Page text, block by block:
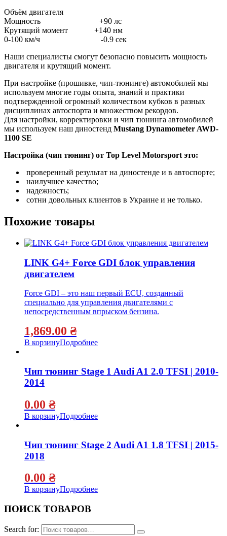
Объём двигателя
Мощность +90 лс
Крутящий момент +140 нм
0-100 км/ч -0.9 сек
Наши специалисты смогут безопасно повысить мощность
двигателя и крутящий момент.
При настройке (прошивке, чип-тюнинге) автомобилей мы
используем многие годы опыта, знаний и практики
подтвержденной огромный количеством кубков в разных
дисциплинах автоспорта и множеством рекордов.
Для настройки, корректировки и чип тюнинга автомобилей
мы используем наш диностенд Mustang Dynamometer AWD-
1100 SE
Настройка (чип тюнинг) от Top Level Motorsport это:
проверенный результат на диностенде и в автоспорте;
наилучшее качество;
надежность;
сотни довольных клиентов в Украине и не только.
Похожие товары
LINK G4+ Force GDI блок управления
двигателем
Force GDI – это наш первый ECU, созданный
специально для управления двигателями с
непосредственным впрыском бензина.
1,869.00 ₴
В корзинуПодробнее
Чип тюнинг Stage 1 Audi A1 2.0 TFSI | 2010-
2014
0.00 ₴
В корзинуПодробнее
Чип тюнинг Stage 2 Audi A1 1.8 TFSI | 2015-
2018
0.00 ₴
В корзинуПодробнее
ПОИСК ТОВАРОВ
Search for: